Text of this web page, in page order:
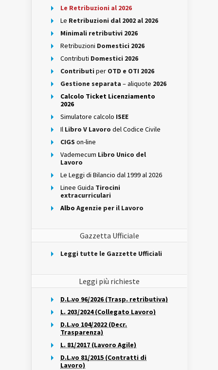
Le Retribuzioni al 2026
Le Retribuzioni dal 2002 al 2026
Minimali retributivi 2026
Retribuzioni Domestici 2026
Contributi Domestici 2026
Contributi per OTD e OTI 2026
Gestione separata – aliquote 2026
Calcolo Ticket Licenziamento
2026
Simulatore calcolo ISEE
Il Libro V Lavoro del Codice Civile
CIGS on-line
Vademecum Libro Unico del
Lavoro
Le Leggi di Bilancio dal 1999 al 2026
Linee Guida Tirocini
extracurriculari
Albo Agenzie per il Lavoro
Gazzetta Ufficiale
Leggi tutte le Gazzette Ufficiali
Leggi più richieste
D.L.vo 96/2026 (Trasp. retributiva)
L. 203/2024 (Collegato Lavoro)
D.L.vo 104/2022 (Decr.
Trasparenza)
L. 81/2017 (Lavoro Agile)
D.L.vo 81/2015 (Contratti di
Lavoro)